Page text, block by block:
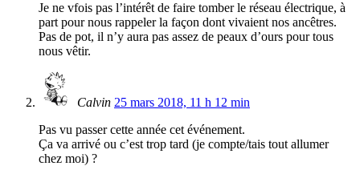
Je ne vfois pas l’intérêt de faire tomber le réseau électrique, à
part pour nous rappeler la façon dont vivaient nos ancêtres.
Pas de pot, il n’y aura pas assez de peaux d’ours pour tous
nous vêtir.
Calvin 25 mars 2018, 11 h 12 min
Pas vu passer cette année cet événement.
Ça va arrivé ou c’est trop tard (je compte/tais tout allumer
chez moi) ?